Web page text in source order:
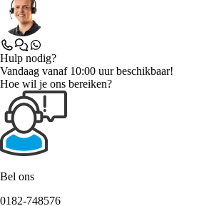
Hulp nodig?
Vandaag vanaf 10:00 uur beschikbaar!
Hoe wil je ons bereiken?
Bel ons
0182-748576